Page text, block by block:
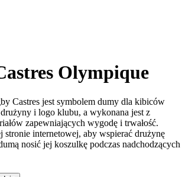
Olympique
Castres jest symbolem dumy dla kibiców
i logo klubu, a wykonana jest z
zapewniających wygodę i trwałość.
stronie internetowej, aby wspierać drużynę
nosić jej koszulkę podczas nadchodzących